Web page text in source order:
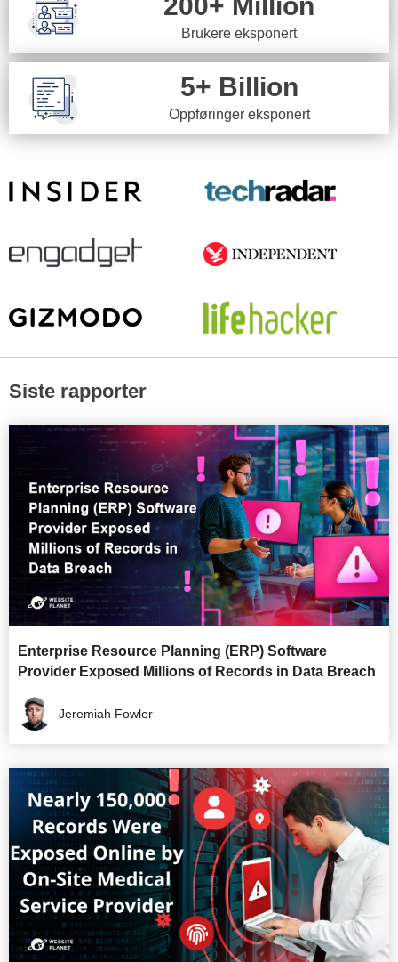
Brukere eksponert
5+ Billion
Oppføringer eksponert
Siste rapporter
Enterprise Resource Planning (ERP) Software
Provider Exposed Millions of Records in Data Breach
Jeremiah Fowler